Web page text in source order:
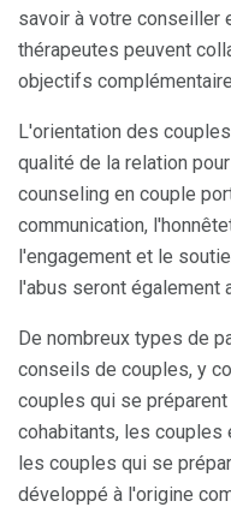
savoir à votre conseiller
thérapeutes peuvent
objectifs
L'orientation des
qualité de la relation
counseling en couple
communication,
l'engagement et le
l'abus seront également
De nombreux types de
conseils de couples, y
couples qui se
cohabitants, les
les couples qui se
développé à l'origine